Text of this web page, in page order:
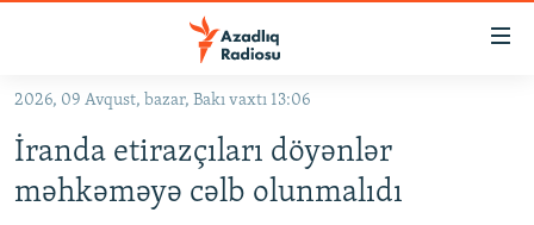
Əsas
qayıt
Əsas
KORRUPSIOMETR
2026, 09 Avqust, bazar, Bakı vaxtı 13:06
İranda etirazçıları döyənlər
məhkəməyə cəlb olunmalıdı